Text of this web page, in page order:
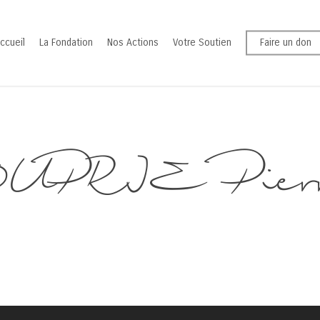
La Fondation Nos Actions Votre Soutien Faire un don